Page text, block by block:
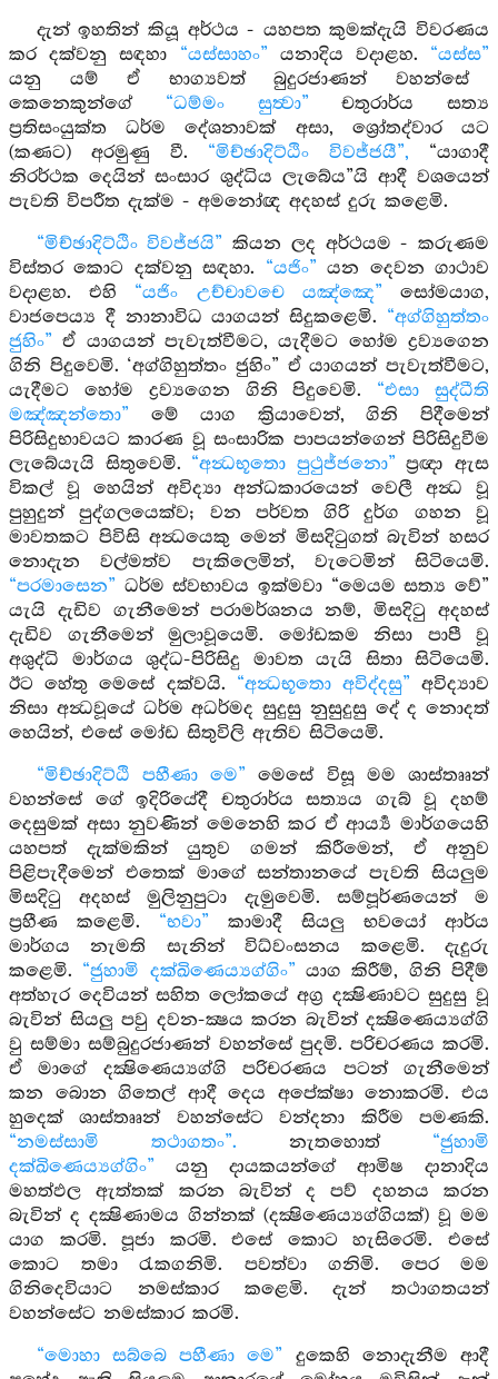
දැන් ඉහතින් කියූ අර්ථය - යහපත කුමක්දැයි විවරණය
කර දක්වනු සඳහා “යස්සාහං” යනාදිය වදාළහ. “යස්ස”
යනු යම් ඒ භාග්‍යවත් බුදුරජාණන් වහන්සේ
කෙනෙකුන්ගේ “ධම්මං සුත්‍වා” චතුරාර්ය සත්‍ය
ප්‍රතිසංයුක්ත ධර්ම දේශනාවක් අසා, ශ්‍රෝතද්වාර යට
(කණට) අරමුණු වී. “මිච්ඡාදිට්ඨිං විවජ්ජයී”, “යාගාදී
නිරර්ථක දෙයින් සංසාර ශුද්ධිය ලැබේය”යි ආදී වශයෙන්
පැවති විපරීත දැක්ම - අමනෝඥ අදහස් දුරු කළෙමි.
“මිච්ඡාදිට්ඨිං විවජ්ජයි” කියන ලද අර්ථයම - කරුණම
විස්තර කොට දක්වනු සඳහා. “යජිං” යන දෙවන ගාථාව
වදාළහ. එහි “යජිං උච්චාවචෙ යඤ්ඤෙ” සෝමයාග,
වාජපෙය්‍ය දී නානාවිධ යාගයන් සිදුකළෙමි. “අග්ගිහුත්තං
ජුහිං” ඒ යාගයන් පැවැත්වීමට, යැදීමට හෝම ද්‍රව්‍යගෙන
ගිනි පිදුවෙමි. ‘අග්ගිහුත්තං ජුහිං” ඒ යාගයන් පැවැත්වීමට,
යැදීමට හෝම ද්‍රව්‍යගෙන ගිනි පිදුවෙමි. “එසා සුද්ධීති
මඤ්ඤන්තො” මේ යාග ක්‍රියාවෙන්, ගිනි පිදීමෙන්
පිරිසිදුභාවයට කාරණ වූ සංසාරික පාපයන්ගෙන් පිරිසිදුවීම
ලැබේයැයි සිතුවෙමි. “අන්‍ධභූතො පුථුජ්ජනො” ප්‍රඥා ඇස
විකල් වූ හෙයින් අවිද්‍යා අන්ධකාරයෙන් වෙලී අන්‍ධ වූ
පුහුදුන් පුද්ගලයෙක්ව; වන පර්වත ගිරි දුර්ග ගහන වූ
මාවතකට පිවිසි අන්‍ධයෙකු මෙන් මිසදිටුගත් බැවින් හසර
නොදැන වල්මත්ව පැකිලෙමින්, වැටෙමින් සිටියෙමි.
“පරමාසෙන” ධර්ම ස්වභාවය ඉක්මවා “මෙයම සත්‍ය වේ”
යැයි දැඩිව ගැනීමෙන් පරාමර්ශනය නම්, මිසදිටු අදහස්
දැඩිව ගැනීමෙන් මුලාවූයෙමි. මෝඩකම නිසා පාපී වූ
අශුද්ධි මාර්ගය ශුද්ධ-පිරිසිදු මාවත යැයි සිතා සිටියෙමි.
ඊට හේතු මෙසේ දක්වයි. “අන්‍ධභූතො අවිද්දසු” අවිද්‍යාව
නිසා අන්‍ධවූයේ ධර්ම අධර්මද සුදුසු නුසුදුසු දේ ද නොදත්
හෙයින්, එසේ මෝඩ සිතුවිලි ඇතිව සිටියෙමි.
“මිච්ඡාදිට්ඨි පහීණා මෙ” මෙසේ විසූ මම ශාස්තෲන්
වහන්සේ ගේ ඉදිරියේදී චතුරාර්ය සත්‍යය ගැබ් වූ දහම්
දෙසුමක් අසා නුවණින් මෙනෙහි කර ඒ ආර්‍ය්‍ය මාර්ගයෙහි
යහපත් දැක්මකින් යුතුව ගමන් කිරීමෙන්, ඒ අනුව
පිළිපැදීමෙන් එතෙක් මාගේ සන්තානයේ පැවති සියලුම
මිසදිටු අදහස් මුලිනුපුටා දැමුවෙමි. සම්පූර්ණයෙන් ම
ප්‍රහීණ කළෙමි. “භවා” කාමාදී සියලු භවයෝ ආර්ය
මාර්ගය නැමති සැනින් විධ්වංසනය කළෙමි. දැදුරු
කළෙමි. “ජුහාමි දක්ඛිණෙය්‍යග්ගිං” යාග කිරීම්, ගිනි පිදීම්
අත්හැර දෙවියන් සහිත ලෝකයේ අග්‍ර දක්‍ෂිණාවට සුදුසු වූ
බැවින් සියලු පවු දවන-ක්‍ෂය කරන බැවින් දක්‍ෂිණෙය්‍යග්ගි
වු සම්මා සම්බුදුරජාණන් වහන්සේ පුදමි. පරිචරණය කරමි.
ඒ මාගේ දක්‍ෂිණෙය්‍යග්ගි පරිචරණය පටන් ගැනීමෙන්
කන බොන ගිතෙල් ආදී දෙය අපේක්ෂා නොකරමි. එය
හුදෙක් ශාස්තෲන් වහන්සේට වන්දනා කිරීම පමණකි.
“නමස්සාමි තථාගතං”. නැතහොත් “ජුහාමි
දක්ඛිණෙය්‍යග්ගිං” යනු දායකයන්ගේ ආමිෂ දානාදිය
මහත්ඵල ඇත්තක් කරන බැවින් ද පව් දහනය කරන
බැවින් ද දක්‍ෂිණාමය ගින්නක් (දක්‍ෂිණෙය්‍යග්ගියක්) වූ මම
යාග කරමි. පූජා කරමි. එසේ කොට හැසිරෙමි. එසේ
කොට තමා රැකගනිමි. පවත්වා ගනිමි. පෙර මම
ගිනිදෙවියාට නමස්කාර කළෙමි. දැන් තථාගතයන්
වහන්සේට නමස්කාර කරමි.
“මොහා සබ්බෙ පහීණා මෙ” දුකෙහි නොදැනීම ආදී